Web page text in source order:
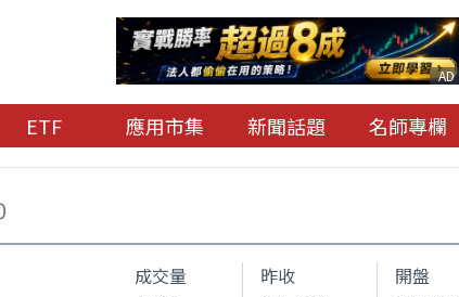
AD
ETF 應用市集 新聞話題 名師專欄
成交量 昨收 開盤